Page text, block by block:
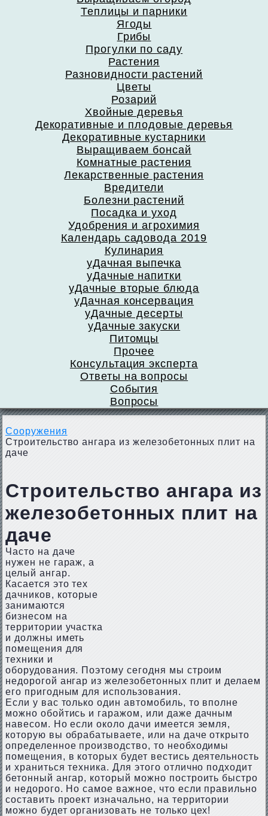
Теплицы и парники
Ягоды
Грибы
Прогулки по саду
Растения
Разновидности растений
Цветы
Розарий
Хвойные деревья
Декоративные и плодовые деревья
Декоративные кустарники
Выращиваем бонсай
Комнатные растения
Лекарственные растения
Вредители
Болезни растений
Посадка и уход
Удобрения и агрохимия
Календарь садовода 2019
Кулинария
уДачная выпечка
уДачные напитки
уДачные вторые блюда
уДачная консервация
уДачные десерты
уДачные закуски
Питомцы
Прочее
Консультация эксперта
Ответы на вопросы
События
Вопросы
Сооружения
Строительство ангара из железобетонных плит на
даче
Строительство ангара из
железобетонных плит на
даче
Часто на даче
нужен не гараж, а
целый ангар.
Касается это тех
дачников, которые
занимаются
бизнесом на
территории участка
и должны иметь
помещения для
техники и
оборудования. Поэтому сегодня мы строим
недорогой ангар из железобетонных плит и делаем
его пригодным для использования.
Если у вас только один автомобиль, то вполне
можно обойтись и гаражом, или даже дачным
навесом. Но если около дачи имеется земля,
которую вы обрабатываете, или на даче открыто
определенное производство, то необходимы
помещения, в которых будет вестись деятельность
и храниться техника. Для этого отлично подходит
бетонный ангар, который можно построить быстро
и недорого. Но самое важное, что если правильно
составить проект изначально, на территории
можно будет организовать не только цех!